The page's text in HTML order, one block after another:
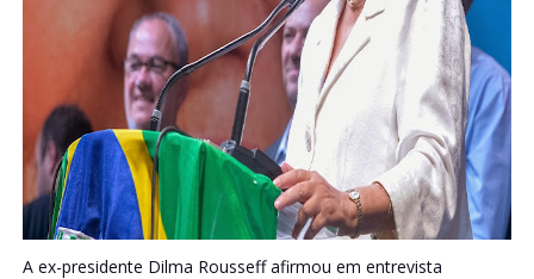
A ex-presidente Dilma Rousseff afirmou em entrevista